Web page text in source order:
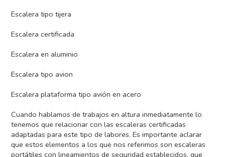
Escalera tipo tijera
Escalera certificada
Escalera en aluminio
Escalera tipo avion
Escalera plataforma tipo avión en acero
Cuando hablamos de trabajos en altura inmediatamente lo
tenemos que relacionar con las escaleras certificadas
adaptadas para este tipo de labores. Es importante aclarar
que estos elementos a los que nos referimos son escaleras
portátiles con lineamientos de seguridad establecidos, que